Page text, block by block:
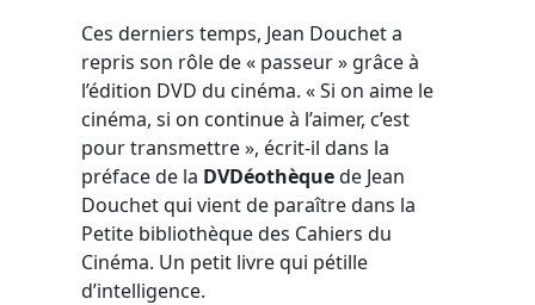
Ces derniers temps, Jean Douchet a
repris son rôle de « passeur » grâce à
l’édition DVD du cinéma. « Si on aime le
cinéma, si on continue à l’aimer, c’est
pour transmettre », écrit-il dans la
préface de la DVDéothèquede Jean
Douchet qui vient de paraître dans la
Petite bibliothèque des Cahiers du
Cinéma. Un petit livre qui pétille
d’intelligence.